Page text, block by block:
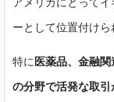
ーとして位置付けら
特に医薬品、金融
の分野で活発な取